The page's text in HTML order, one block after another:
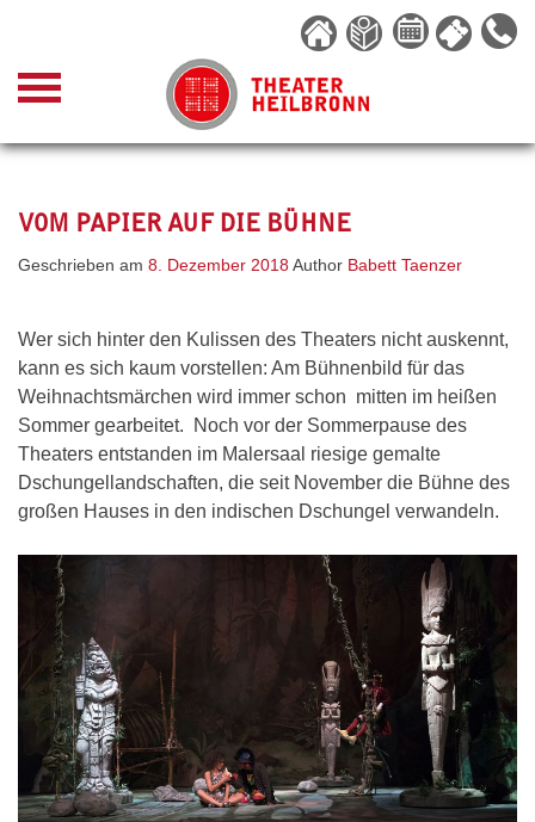
content
VOM PAPIER AUF DIE BÜHNE
Geschrieben am 8. Dezember 2018 Author Babett Taenzer
Wer sich hinter den Kulissen des Theaters nicht auskennt,
kann es sich kaum vorstellen: Am Bühnenbild für das
Weihnachtsmärchen wird immer schon mitten im heißen
Sommer gearbeitet. Noch vor der Sommerpause des
Theaters entstanden im Malersaal riesige gemalte
Dschungellandschaften, die seit November die Bühne des
großen Hauses in den indischen Dschungel verwandeln.